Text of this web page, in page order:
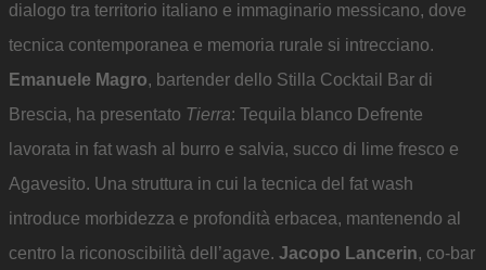
dialogo tra territorio italiano e immaginario messicano, dove
tecnica contemporanea e memoria rurale si intrecciano.
Emanuele Magro, bartender dello Stilla Cocktail Bar di
Brescia, ha presentato Tierra: Tequila blanco Defrente
lavorata in fat wash al burro e salvia, succo di lime fresco e
Agavesito. Una struttura in cui la tecnica del fat wash
introduce morbidezza e profondità erbacea, mantenendo al
centro la riconoscibilità dell’agave. Jacopo Lancerin, co-bar